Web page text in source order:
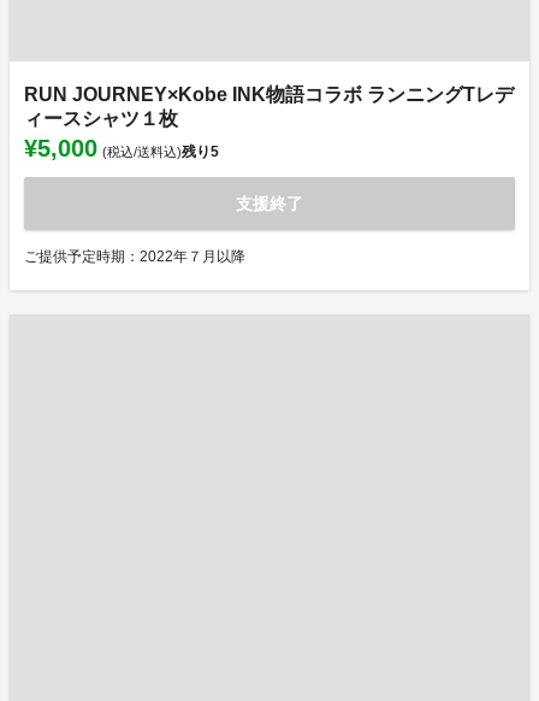
RUN JOURNEY×Kobe INK物語コラボ ランニングTレデ
ィースシャツ１枚
¥5,000 (税込/送料込)残り5
支援終了
ご提供予定時期：2022年７月以降